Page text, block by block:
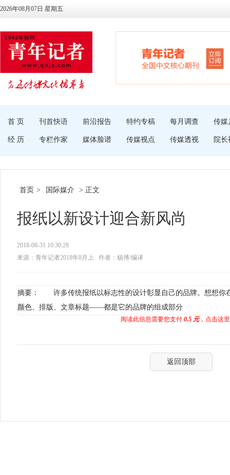
2026年08月07日 星期五
首 页 刊首快语 前沿报告 特约专稿 每月调查 传媒
经 历 专栏作家 媒体脸谱 传媒视点 传媒透视 院长
首页 > 国际媒介 > 正文
报纸以新设计迎合新风尚
2018-08-31 10:30:28
来源：青年记者2018年8月上
作者：杨博/编译
摘要： 许多传统报纸以标志性的设计彰显自己的品牌。想想你
颜色、排版、文章标题——都是它的品牌的组成部分
阅读此信息需要您支付 0.5 元，点击这
返回顶部